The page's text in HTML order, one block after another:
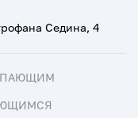
Седина, 4